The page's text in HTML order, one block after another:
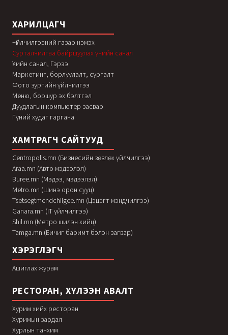
ХАРИЛЦАГЧ
+Үйлчилгээний газар нэмэх
Сурталчилгаа байршуулах үнийн санал
Үнийн санал, Гэрээ
Маркетинг, борлуулалт, сургалт
Фото зургийн үйлчилгээ
Меню, боршур эх бэлтгэл
Дуудлагын компьютер засвар
Гүний худаг гаргана
ХАМТРАГЧ САЙТУУД
Centropolis.mn (Бизнесийн зөвлөх үйлчилгээ)
Araa.mn (Авто мэдээлэл)
Buree.mn (Мэдээ, мэдээлэл)
Metro.mn (Шинэ орон сууц)
Tsetsegtmendchilgee.mn (Цэцэгт мэндчилгээ)
Ganara.mn (IT үйлчилгээ)
Shil.mn (Метро шилэн хийц)
Tamga.mn (Бичиг баримт бэлэн загвар)
ХЭРЭГЛЭГЧ
Ашиглах журам
РЕСТОРАН, ХҮЛЭЭН АВАЛТ
Хурим хийх ресторан
Хуримын зардал
Хурлын танхим